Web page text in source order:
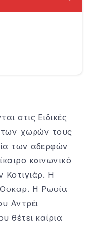
στις Ειδικές
των χωρών τους
των αδερφών
κοινωνικό
Κοτιγιάρ. Η
Όσκαρ. Η Ρωσία
Αντρέι
θέτει καίρια